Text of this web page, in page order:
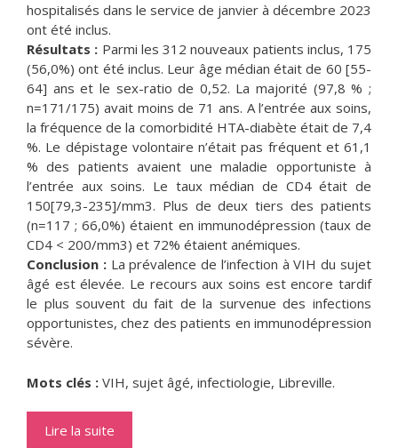
hospitalisés dans le service de janvier à décembre 2023
ont été inclus.
Résultats : Parmi les 312 nouveaux patients inclus, 175
(56,0%) ont été inclus. Leur âge médian était de 60 [55-
64] ans et le sex-ratio de 0,52. La majorité (97,8 % ;
n=171/175) avait moins de 71 ans. A l’entrée aux soins,
la fréquence de la comorbidité HTA-diabète était de 7,4
%. Le dépistage volontaire n’était pas fréquent et 61,1
% des patients avaient une maladie opportuniste à
l’entrée aux soins. Le taux médian de CD4 était de
150[79,3-235]/mm3. Plus de deux tiers des patients
(n=117 ; 66,0%) étaient en immunodépression (taux de
CD4 < 200/mm3) et 72% étaient anémiques.
Conclusion :La prévalence de l’infection à VIH du sujet
âgé est élevée. Le recours aux soins est encore tardif
le plus souvent du fait de la survenue des infections
opportunistes, chez des patients en immunodépression
sévère.
Mots clés : VIH, sujet âgé, infectiologie, Libreville.
Lire la suite